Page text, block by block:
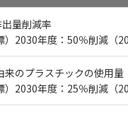
量削減率
）2030年度：50％削減（
来のプラスチックの使用量
）2030年度：25％削減（